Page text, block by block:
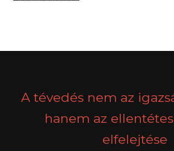
A tévedés nem az
hanem az
elfelejtése